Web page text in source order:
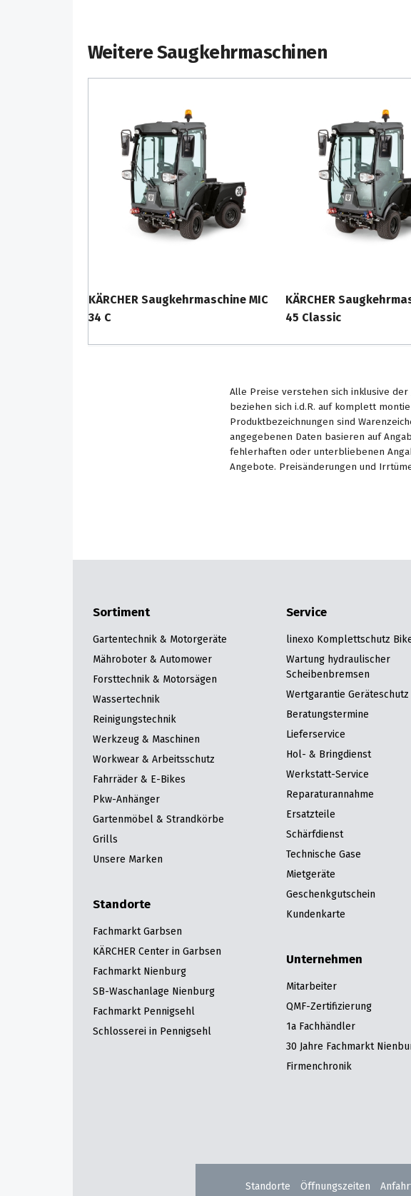
Weitere Saugkehrmaschinen
KÄRCHER Saugkehrmaschine MIC
34 C
KÄRCHER
45 Classic
Alle Preise verstehen sich inklusive
beziehen sich i.d.R. auf komplett
Produktbezeichnungen sind
angegebenen Daten basieren auf
fehlerhaften oder unterbliebenen
Angebote. Preisänderungen und
Sortiment
Gartentechnik & Motorgeräte
Mähroboter & Automower
Forsttechnik & Motorsägen
Wassertechnik
Reinigungstechnik
Werkzeug & Maschinen
Workwear & Arbeitsschutz
Fahrräder & E-Bikes
Pkw-Anhänger
Gartenmöbel & Strandkörbe
Grills
Unsere Marken
Standorte
Fachmarkt Garbsen
KÄRCHER Center in Garbsen
Fachmarkt Nienburg
SB-Waschanlage Nienburg
Fachmarkt Pennigsehl
Schlosserei in Pennigsehl
Service
linexo Komplettschutz
Wartung hydraulischer
Scheibenbremsen
Wertgarantie Geräteschutz
Beratungstermine
Lieferservice
Hol- & Bringdienst
Werkstatt-Service
Reparaturannahme
Ersatzteile
Schärfdienst
Technische Gase
Mietgeräte
Geschenkgutschein
Kundenkarte
Unternehmen
Mitarbeiter
QMF-Zertifizierung
1a Fachhändler
30 Jahre Fachmarkt
Firmenchronik
Standorte Öffnungszeiten